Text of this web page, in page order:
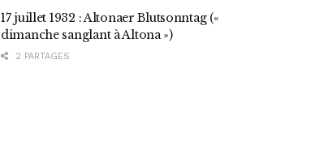
17 juillet 1932 : Altonaer Blutsonntag («
dimanche sanglant à Altona »)
2 PARTAGES